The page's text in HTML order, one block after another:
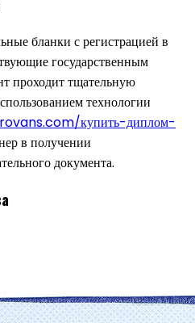
бланки с регистрацией в
государственным
проходит тщательную
технологии
купить-диплом-
в получении
документа.